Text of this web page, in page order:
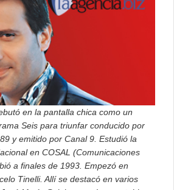
en la pantalla chica como un
Seis para triunfar conducido por
y emitido por Canal 9. Estudió la
en COSAL (Comunicaciones
a finales de 1993. Empezó en
Tinelli. Allí se destacó en varios